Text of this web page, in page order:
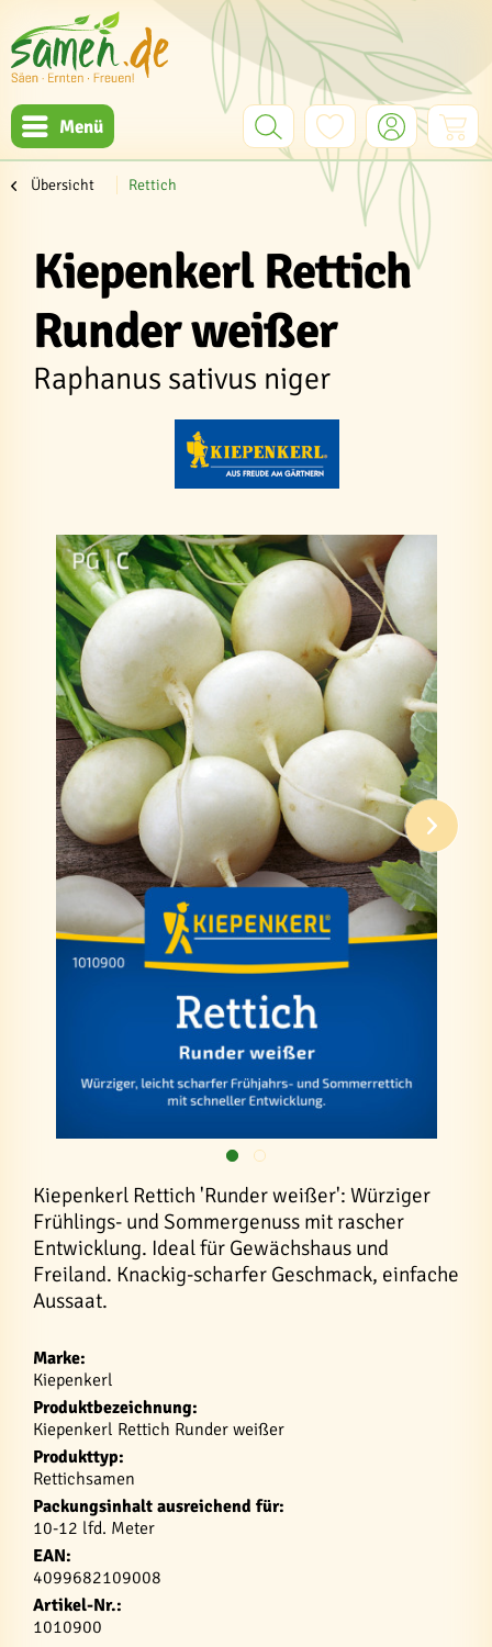
Menü
Übersicht Rettich
Kiepenkerl Rettich
Runder weißer
Raphanus sativus niger
Kiepenkerl Rettich 'Runder weißer': Würziger
Frühlings- und Sommergenuss mit rascher
Entwicklung. Ideal für Gewächshaus und
Freiland. Knackig-scharfer Geschmack, einfache
Aussaat.
Marke:
Kiepenkerl
Produktbezeichnung:
Kiepenkerl Rettich Runder weißer
Produkttyp:
Rettichsamen
Packungsinhalt ausreichend für:
10-12 lfd. Meter
EAN:
4099682109008
Artikel-Nr.:
1010900